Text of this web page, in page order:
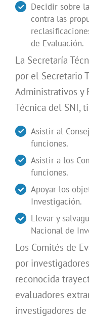
Decidir sobre
contra las
de Evaluación.
La Secretaría
por el Secretario
Administrativos y
Técnica del SNI,
Asistir al
funciones.
Asistir a los
funciones.
Apoyar los
Investigación.
Llevar y
Nacional de
Los Comités de
por
reconocida
evaluadores
investigadores